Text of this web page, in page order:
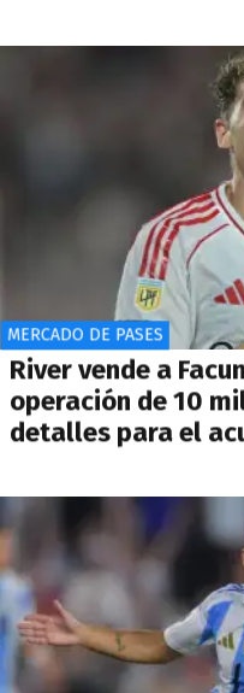
MERCADO DE PASES
River vende a
operación de 10
detalles para el